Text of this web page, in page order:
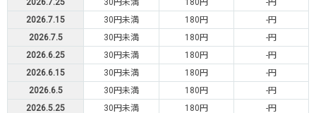
2026.7.25
30円未満 180円
-円
2026.7.15
30円未満 180円
-円
2026.7.5
30円未満 180円
-円
2026.6.25
30円未満 180円
-円
2026.6.15
30円未満 180円
-円
2026.6.5
30円未満 180円
-円
2026.5.25
30円未満 180円 -円